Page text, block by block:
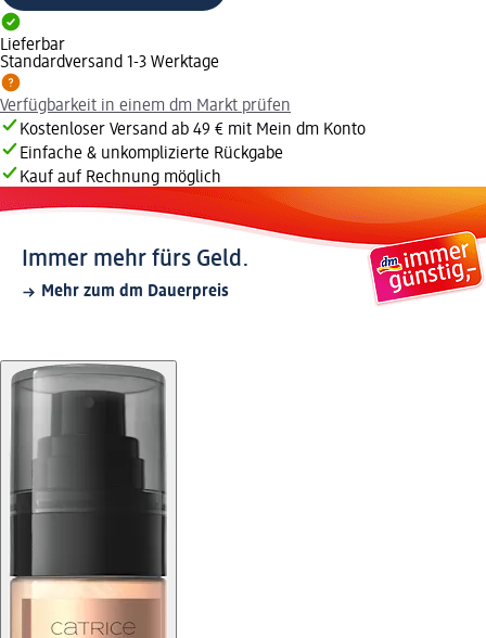
Lieferbar
Standardversand 1-3 Werktage
Verfügbarkeit in einem dm Markt prüfen
Kostenloser Versand ab 49 € mit Mein dm Konto
Einfache & unkomplizierte Rückgabe
Kauf auf Rechnung möglich
Immer mehr fürs Geld.
Mehr zum dm Dauerpreis